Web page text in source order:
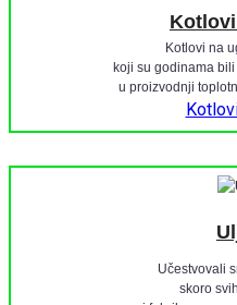
Kotlovi na
koji su godinama
u proizvodnji
Učestvovali
skoro